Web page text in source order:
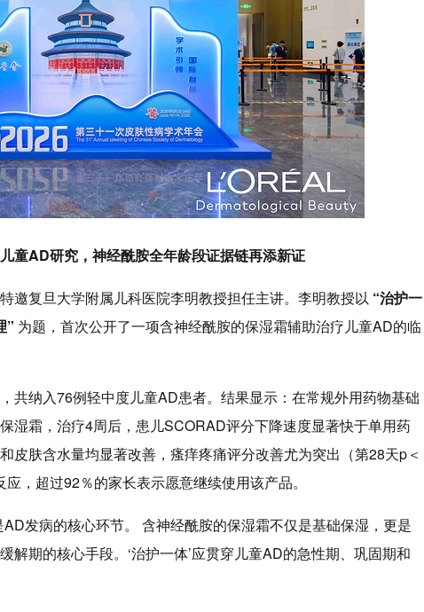
童AD研究，神经酰胺全年龄段证据链再添新证
邀复旦大学附属儿科医院李明教授担任主讲。李明教授以 “治护一
” 为题，首次公开了一项含神经酰胺的保湿霜辅助治疗儿童AD的临
共纳入76例轻中度儿童AD患者。结果显示：在常规外用药物基础
湿霜，治疗4周后，患儿SCORAD评分下降速度显著快于单用药
皮肤含水量均显著改善，瘙痒疼痛评分改善尤为突出（第28天p＜
，超过92％的家长表示愿意继续使用该产品。
发病的核心环节。 含神经酰胺的保湿霜不仅是基础保湿，更是
解期的核心手段。‘治护一体’应贯穿儿童AD的急性期、巩固期和